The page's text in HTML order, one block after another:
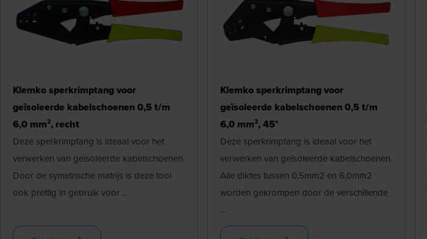
Klemko sperkrimptang voor
geïsoleerde kabelschoenen 0,5 t/m
6,0 mm², recht
Deze sperkrimptang is ideaal voor het
verwerken van geïsoleerde kabelschoenen.
Door de symetrische matrijs is deze tool
ook prettig in gebruik voor ...
Klemko sperkrimptang voor
geïsoleerde kabelschoenen 0,5 t/m
6,0 mm², 45°
Deze sperkrimptang is ideaal voor het
verwerken van geïsoleerde kabelschoenen.
Alle diktes tussen 0,5mm2 en 6,0mm2
worden gekrompen door de verschillende
...